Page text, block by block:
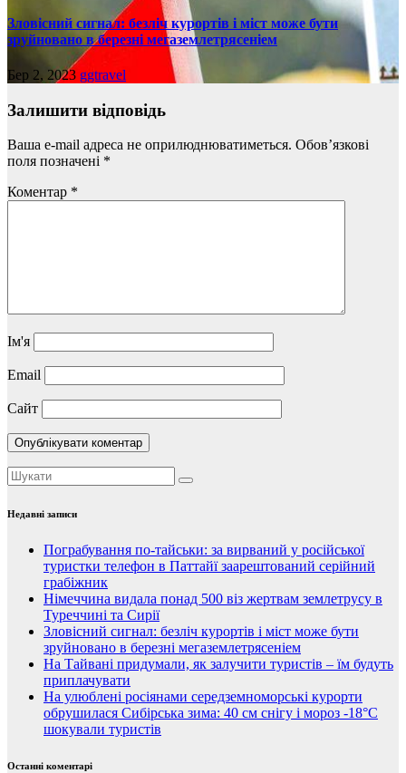
Зловісний сигнал: безліч курортів і міст може бути
зруйновано в березні мегаземлетрясеніем
Бер 2, 2023 ggtravel
Залишити відповідь
Ваша e-mail адреса не оприлюднюватиметься. Обов’язкові
поля позначені *
Коментар *
Ім'я
Email
Сайт
Недавні записи
Пограбування по-тайськи: за вирваний у російської
туристки телефон в Паттайї заарештований серійний
грабіжник
Німеччина видала понад 500 віз жертвам землетрусу в
Туреччині та Сирії
Зловісний сигнал: безліч курортів і міст може бути
зруйновано в березні мегаземлетрясеніем
На Тайвані придумали, як залучити туристів – їм будуть
приплачувати
На улюблені росіянами середземноморські курорти
обрушилася Сибірська зима: 40 см снігу і мороз -18°C
шокували туристів
Останні коментарі